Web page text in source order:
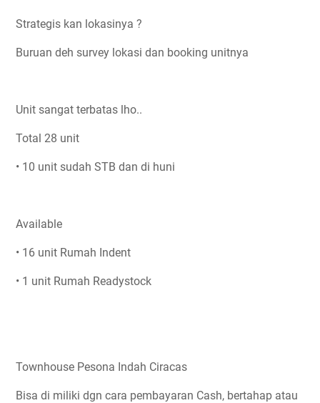
Strategis kan lokasinya ?
Buruan deh survey lokasi dan booking unitnya
Unit sangat terbatas lho..
Total 28 unit
• 10 unit sudah STB dan di huni
Available
• 16 unit Rumah Indent
• 1 unit Rumah Readystock
Townhouse Pesona Indah Ciracas
Bisa di miliki dgn cara pembayaran Cash, bertahap atau